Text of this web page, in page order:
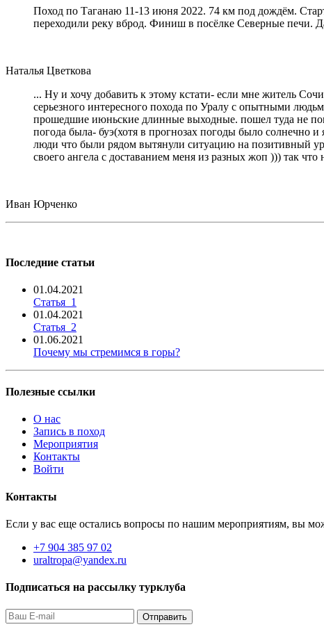
Поход по Таганаю 11-13 июня 2022. 74 км под дождём.
переходили реку вброд. Финиш в посёлке Северные
Наталья Цветкова
... Ну и хочу добавить к этому кстати- если мне житель
серьезного интересного похода по Уралу с опытными
прошедшие июньские длинные выходные. пошел туда не
погода была- буэ(хотя в прогнозах погоды было солнечно
люди что были рядом вытянули ситуацию на позитивный
своего ангела с доставанием меня из разных жоп ))) так
Иван Юрченко
Последние статьи
01.04.2021
Статья_1
01.04.2021
Статья_2
01.06.2021
Почему мы стремимся в горы?
Полезные ссылки
О нас
Запись в поход
Мероприятия
Контакты
Войти
Контакты
Если у вас еще остались вопросы по нашим мероприятиям, вы
+7 904 385 97 02
uraltropa@yandex.ru
Подписаться на рассылку турклуба